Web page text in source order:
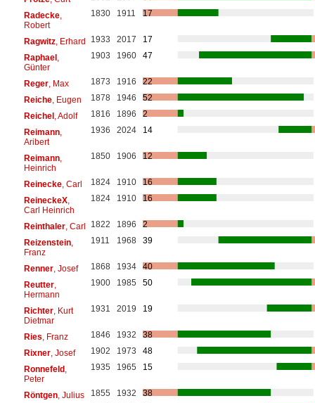
Radecke,
Robert
1830 1911 17
Ragwitz, Erhard 1933 2017
17
Raphael ,
Günter
1903 1960 47
Reger, Max 1873 1916
22
Reiche, Eugen 1878 1946
52
Reichel , Adolf 1816 1896
2
Reimann,
Aribert
1936 2024 14
Reimann,
Heinrich
1850 1906 12
Reinecke, Carl 1824 1910
16
ReineckeX,
Carl Heinrich
1824 1910 16
Reinthaler, Carl 1822 1896
2
Reizenstein,
Franz
1911 1968 39
Renner, Josef 1868 1934
40
Reutter,
Hermann
1900 1985 50
Richter, Kurt
Dietmar
1931 2019 19
Ries, Franz 1846 1932
38
Rixner, Josef 1902 1973
48
Ronnefeld ,
Peter
1935 1965 15
Röntgen, Julius 1855 1932
38